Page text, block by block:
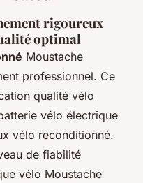
rigoureux
optimal
Moustache
professionnel. Ce
qualité vélo
vélo électrique
vélo reconditionné.
de fiabilité
vélo Moustache